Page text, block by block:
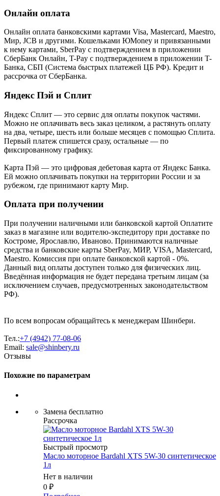
Онлайн оплата
Онлайн оплата банковскими картами Visa, Mastercard, Maestro,
Мир, JCB и другими. Кошельками ЮMoney и привязанными
к нему картами, SberPay с подтверждением в приложении
СберБанк Онлайн, T-Pay с подтверждением в приложении T-
Банка, СБП (Система быстрых платежей ЦБ РФ). Кредит и
рассрочка от СберБанка.
Яндекс Пэй и Сплит
Яндекс Cплит — это сервис для оплаты покупок частями.
Можно не оплачивать весь заказ целиком, а растянуть оплату
на два, четыре, шесть или больше месяцев с помощью Сплита.
Первый платеж спишется сразу, остальные — по
фиксированному графику.
Карта Пэй — это цифровая дебетовая карта от Яндекс Банка.
Ей можно оплачивать покупки на территории России и за
рубежом, где принимают карту Мир.
Оплата при получении
При получении наличными или банковской картой Оплатите
заказ в магазине или водителю-экспедитору при доставке по
Костроме, Ярославлю, Иваново. Принимаются наличные
средства и банковские карты SberPay, МИР, VISA, Mastercard,
Maestro. Комиссия при оплате банковской картой - 0%.
Данный вид оплаты доступен только для физических лиц.
Введённая информация не будет передана третьим лицам (за
исключением случаев, предусмотренных законодательством
РФ).
По всем вопросам обращайтесь к менеджерам Шинбери.
Тел.:+7 (4942) 77-08-06
Email: sale@shinbery.ru
Отзывы
Похожие по параметрам
Замена бесплатно
Рассрочка
Быстрый просмотр
Масло мотоpное Bardahl XTS 5W-30 синтетическое
1л
Нет в наличии
0 ₽